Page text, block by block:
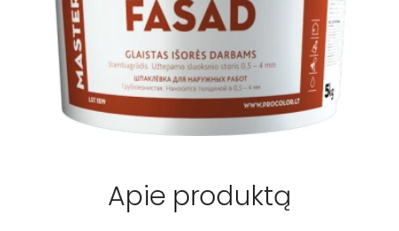
Apie produktą